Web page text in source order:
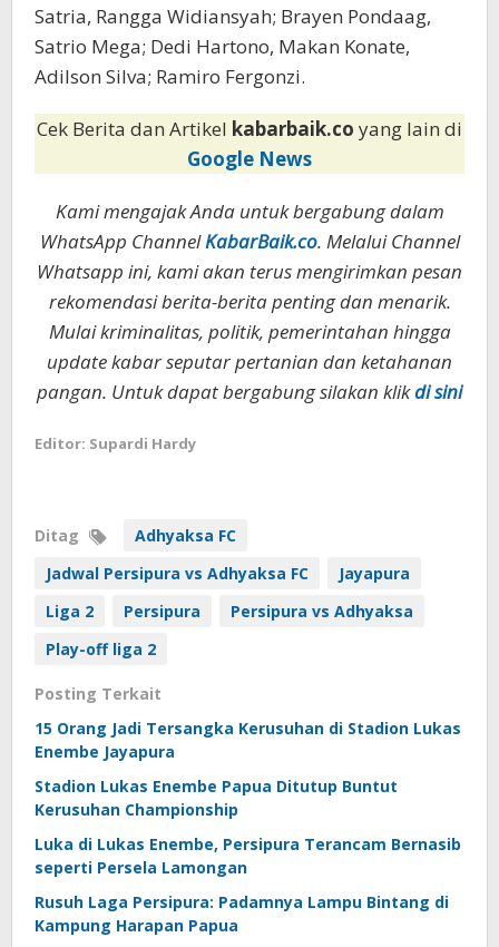
Satria, Rangga Widiansyah; Brayen Pondaag,
Satrio Mega; Dedi Hartono, Makan Konate,
Adilson Silva; Ramiro Fergonzi.
Cek Berita dan Artikel kabarbaik.co yang lain di
Google News
Kami mengajak Anda untuk bergabung dalam
WhatsApp ChannelKabarBaik.co. Melalui Channel
Whatsapp ini, kami akan terus mengirimkan pesan
rekomendasi berita-berita penting dan menarik.
Mulai kriminalitas, politik, pemerintahan hingga
update kabar seputar pertanian dan ketahanan
pangan. Untuk dapat bergabung silakan klikdi sini
Editor: Supardi Hardy
Ditag
Adhyaksa FC
Jadwal Persipura vs Adhyaksa FC
Jayapura
Liga 2
Persipura
Persipura vs Adhyaksa
Play-off liga 2
Posting Terkait
15 Orang Jadi Tersangka Kerusuhan di Stadion Lukas
Enembe Jayapura
Stadion Lukas Enembe Papua Ditutup Buntut
Kerusuhan Championship
Luka di Lukas Enembe, Persipura Terancam Bernasib
seperti Persela Lamongan
Rusuh Laga Persipura: Padamnya Lampu Bintang di
Kampung Harapan Papua